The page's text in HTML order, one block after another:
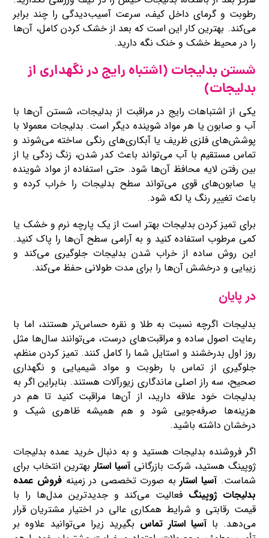
رطوبت و گرمای داخل کیف، سرعت آسیب‌دیدگی را چند برابر
می‌کند. بهترین کار این است که بعد از خشک ‌کردن کامل، آن‌ها
را در محیط خشک و خنک نگه دارید.
شستن بدلیجات (اشتباه رایج در نگهداری از
بدلیجات)
یکی از اشتباهات رایج در مراقبت از بدلیجات، شستن آن‌ها با
آب و صابون یا هر مواد شوینده دیگر است. بدلیجات معمولا با
پوشش‌های فلزی ظریف یا آبکاری‌های رنگی ساخته می‌شوند و
تماس مستقیم با آب می‌تواند باعث کدر شدن، زنگ زدگی یا از
بین رفتن لایه محافظ آن‌ها شود. حتی استفاده از مواد شوینده
یا صابون‌های قوی می‌تواند سطح بدلیجات را خراب کرده و
باعث تغییر رنگ یا لکه شود.
برای تمیز کردن بدلیجات بهتر است از یک پارچه نرم و خشک یا
کمی مرطوب استفاده کنید و به آرامی سطح آن‌ها را پاک کنید.
این روش ساده از خراب شدن بدلیجات جلوگیری می‌کند و
زیبایی و درخشش آن‌ها را برای مدت طولانی حفظ می‌کند.
در پایان
بدلیجات اگرچه نسبت به طلا و نقره حساس‌تر هستند، اما با
رعایت اصول ساده و مراقبت‌های درست، می‌توانند سال‌ها مثل
روز اول بدرخشند و استایل شما را کامل کنند. تمیز کردن منظم،
جلوگیری از تماس با رطوبت و مواد شیمیایی و نگهداری
صحیح، سه راز اصلی ماندگاری زیورآلات هستند. بنابراین اگر به
بدلیجات خود علاقه دارید، از آن‌ها مراقبت کنید تا هم در
هزینه‌ها صرفه‌جویی شود و هم همیشه ظاهری شیک و
درخشان داشته باشید.
اگر فروشنده بدلیجات هستید و به دنبال خرید عمده بدلیجات
ژوپینگ هستید، شرکت بازرگانیآسیا استار بهترین انتخاب برای
شماست.آسیا استار به ‌صورت تخصصی در زمینهفروش عمده
بدلیجات ژوپینگ فعالیت می‌کند و جدیدترین مدل‌ها را با
قیمت رقابتی و شرایط همکاری عالی در اختیار مشتریان قرار
می‌دهد. باآسیا استارتماس بگیرید زیرا می‌توانید علاوه بر